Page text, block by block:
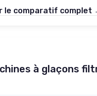
le comparatif complet
à glaçons